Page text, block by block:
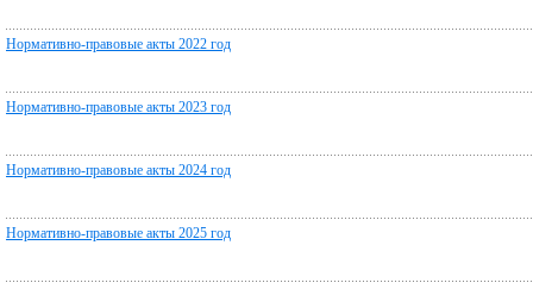
Нормативно-правовые акты 2022 год
Нормативно-правовые акты 2023 год
Нормативно-правовые акты 2024 год
Нормативно-правовые акты 2025 год